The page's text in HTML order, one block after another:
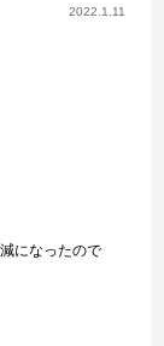
2022.1.11
になったので
ン）